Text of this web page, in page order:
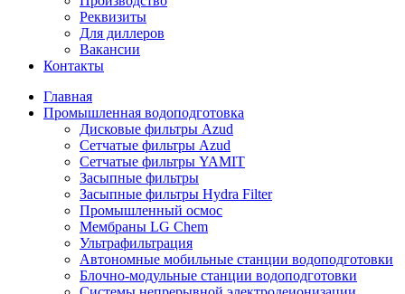
Реквизиты
Для диллеров
Вакансии
Контакты
Главная
Промышленная водоподготовка
Дисковые фильтры Azud
Сетчатые фильтры Azud
Сетчатые фильтры YAMIT
Засыпные фильтры
Засыпные фильтры Hydra Filter
Промышленный осмос
Мембраны LG Chem
Ультрафильтрация
Автономные мобильные станции водоподготовки
Блочно-модульные станции водоподготовки